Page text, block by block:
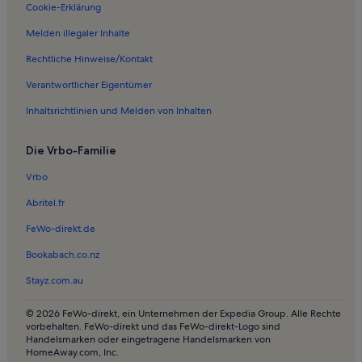
Ferienwohnungen in Royal Golf Center
Ferienwohnungen in Amager
Ferienwohnungen in Christian IV's Bryghus
Ferienwohnungen in Tommy Lund
Ferienwohnungen in Galerie Nicolai Wallner
Ferienwohnungen in Casino Kopenhagen
Ferienwohnungen in DGI-byen
Ferienwohnungen in Sundbyerne
Ferienwohnungen in Amager
Ferienwohnungen in Sundby Kirche
Ferienwohnungen in Kopenhagen
Ferienwohnungen in Ny Carlsberg Glyptotek
Ferienwohnungen in Bella Center
Ferienwohnungen in Kødbyen
Cookie-Erklärung
Melden illegaler Inhalte
Rechtliche Hinweise/Kontakt
Verantwortlicher Eigentümer
Inhaltsrichtlinien und Melden von Inhalten
Die Vrbo-Familie
Vrbo
Abritel.fr
FeWo-direkt.de
Bookabach.co.nz
Stayz.com.au
© 2026 FeWo-direkt, ein Unternehmen der Expedia Group. Alle Rechte
vorbehalten. FeWo-direkt und das FeWo-direkt-Logo sind
Handelsmarken oder eingetragene Handelsmarken von
HomeAway.com, Inc.